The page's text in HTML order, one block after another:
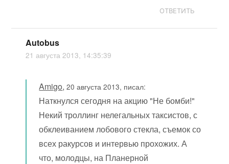
ОТВЕТИТЬ
Autobus
21 августа 2013, 14:35:39
Amigo,20 августа 2013, писал:
Наткнулся сегодня на акцию "Не бомби!"
Некий троллинг нелегальных таксистов, с
обклеиванием лобового стекла, съемок со
всех ракурсов и интервью прохожих. А
что, молодцы, на Планерной